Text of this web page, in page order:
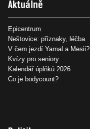
Aktuálně
Epicentrum
Neštovice: příznaky, léčba
V čem jezdí Yamal a Mesii?
Kvízy pro seniory
Kalendář úplňků 2026
Co je bodycount?